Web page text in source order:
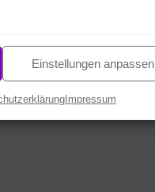
Einstellungen anpassen
Impressum